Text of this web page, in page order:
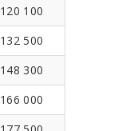
120 100
132 500
148 300
166 000